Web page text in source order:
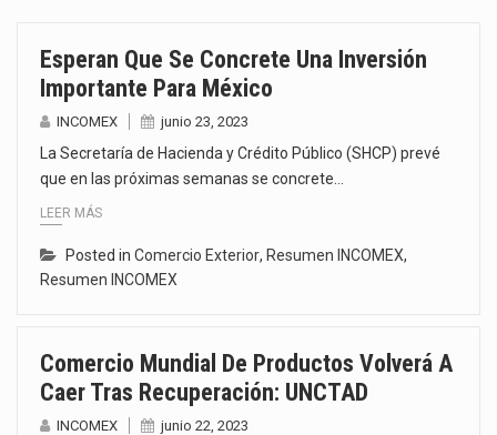
Solo el 17.8 % de las empresas en México se considera totalmente preparada para la…
Los créditos fiscales determinados a empresas IMMEX rara vez nacen de una interpretación equivocada de…
La inversión fija bruta en México registró un aumento de 1.1% interanual en mayo de…
El Departamento de Agricultura de Estados Unidos (USDA) suspendió el 5 de agosto de 2026…
Esperan Que Se Concrete Una Inversión
Importante Para México
INCOMEX junio 23, 2023
La Secretaría de Hacienda y Crédito Público (SHCP) prevé
que en las próximas semanas se concrete…
LEER MÁS
Posted in Comercio Exterior, Resumen INCOMEX,
Resumen INCOMEX
Comercio Mundial De Productos Volverá A
Caer Tras Recuperación: UNCTAD
INCOMEX junio 22, 2023